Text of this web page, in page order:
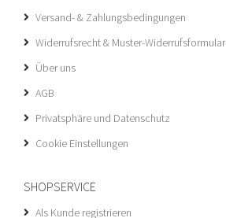
Versand- & Zahlungsbedingungen
Widerrufsrecht & Muster-Widerrufsformular
Über uns
AGB
Privatsphäre und Datenschutz
Cookie Einstellungen
SHOPSERVICE
Als Kunde registrieren